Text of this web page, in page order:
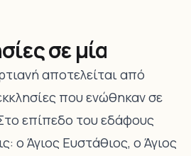
σε μία
αποτελείται από
που ενώθηκαν σε
επίπεδο του εδάφους
ο Άγιος Ευστάθιος, ο Άγιος